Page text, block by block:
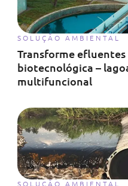
Transforme efluentes
biotecnológica –
multifuncional
SOLUÇÃO AMBIENTAL
SOLUÇÃO AMBIENTAL